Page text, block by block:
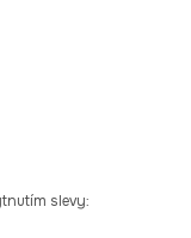
slevy: